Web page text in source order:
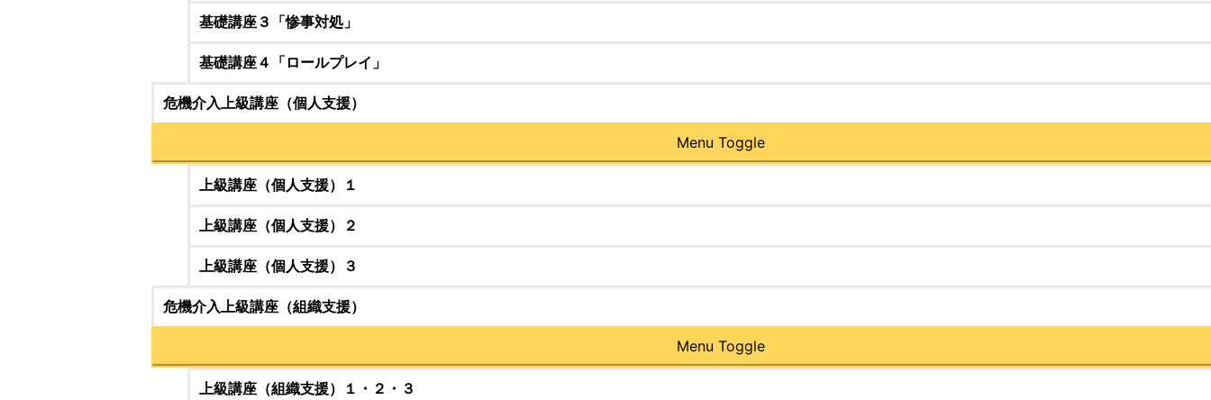
基礎講座３「惨事対処」
基礎講座４「ロールプレイ」
危機介入上級講座（個人支援）
Menu Toggle
上級講座（個人支援）１
上級講座（個人支援）２
上級講座（個人支援）３
危機介入上級講座（組織支援）
Menu Toggle
上級講座（組織支援）１・２・３